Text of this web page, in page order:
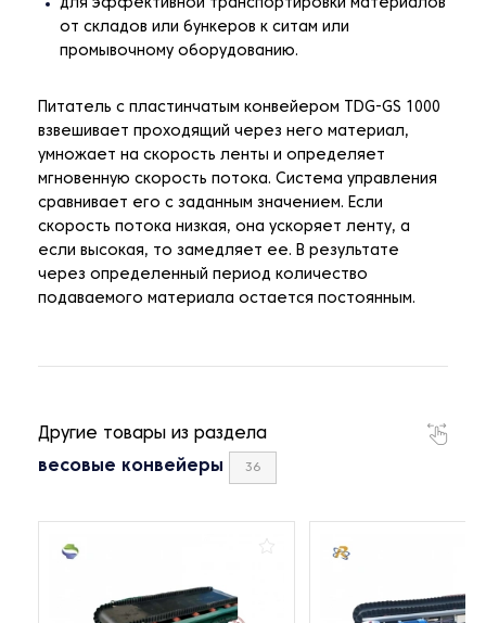
для эффективной транспортировки материалов
от складов или бункеров к ситам или
промывочному оборудованию.
Питатель с пластинчатым конвейером TDG-GS 1000
взвешивает проходящий через него материал,
умножает на скорость ленты и определяет
мгновенную скорость потока. Система управления
сравнивает его с заданным значением. Если
скорость потока низкая, она ускоряет ленту, а
если высокая, то замедляет ее. В результате
через определенный период количество
подаваемого материала остается постоянным.
Другие товары из раздела
весовые конвейеры 36